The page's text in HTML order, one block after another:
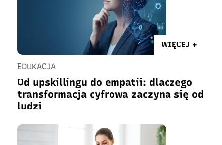
WIĘCEJ +
EDUKACJA
Od upskillingu do empatii: dlaczego
transformacja cyfrowa zaczyna się od
ludzi